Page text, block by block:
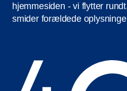
hjemmesiden - vi flytter
smider forældede